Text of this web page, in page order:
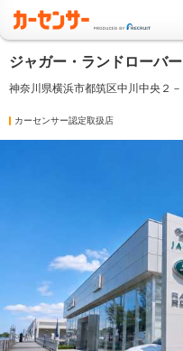
ジャガー・ランドローバ
神奈川県横浜市都筑区中川中央２－
カーセンサー認定取扱店